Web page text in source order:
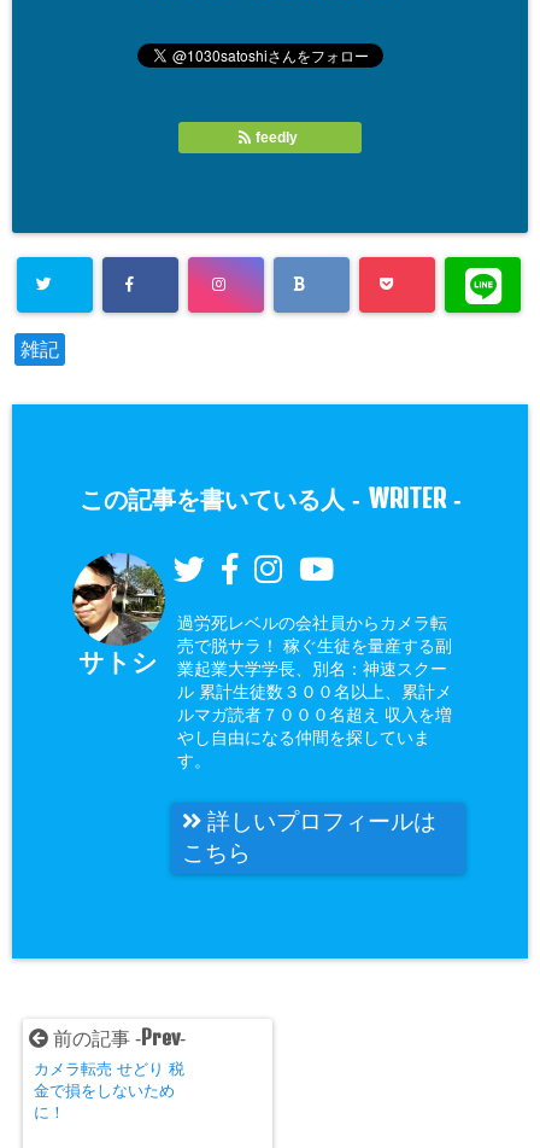
feedly
雑記
この記事を書いている人 - WRITER-
サトシ
過労死レベルの会社員からカメラ転
売で脱サラ！ 稼ぐ生徒を量産する副
業起業大学学長、別名：神速スクー
ル 累計生徒数３００名以上、累計メ
ルマガ読者７０００名超え 収入を増
やし自由になる仲間を探していま
す。
詳しいプロフィールは
こちら
前の記事 - Prev-
カメラ転売 せどり 税
金で損をしないため
に！